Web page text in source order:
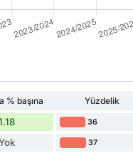
% başına
Yüzdelik
36
37